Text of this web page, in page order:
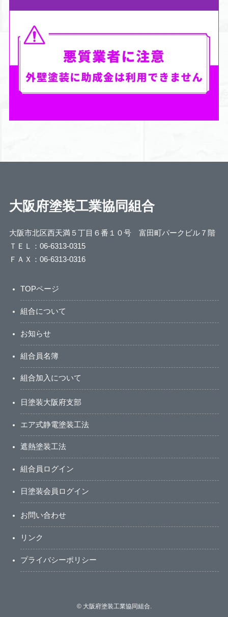
大阪府塗装工業協同組合
大阪市北区西天満５丁目６番１０号 富田町パークビル７階
ＴＥＬ：06-6313-0315
ＦＡＸ：06-6313-0316
TOPページ
組合について
お知らせ
組合員名簿
組合加入について
日塗装大阪府支部
エア式静電塗装工法
遮熱塗装工法
組合員ログイン
日塗装会員ログイン
お問い合わせ
リンク
プライバシーポリシー
©大阪府塗装工業協同組合.